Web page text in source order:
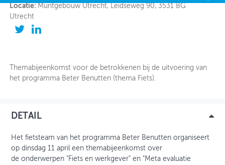
KENNISBANK
ADRESSENBOEK
THEMASITES
GEBRUIKER
Locatie: Muntgebouw Utrecht, Leidseweg 90, 3531 BG
Utrecht
Themabijeenkomst voor de betrokkenen bij de uitvoering van
het programma Beter Benutten (thema Fiets).
DETAIL
Het fietsteam van het programma Beter Benutten organiseert
op dinsdag 11 april een themabijeenkomst over
de onderwerpen "Fiets en werkgever" en "Meta evaluatie